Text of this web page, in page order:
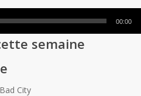
00:00
semaine
City